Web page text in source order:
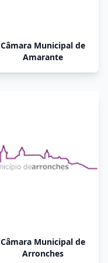
Câmara Municipal de
Amarante
Câmara Municipal de
Arronches